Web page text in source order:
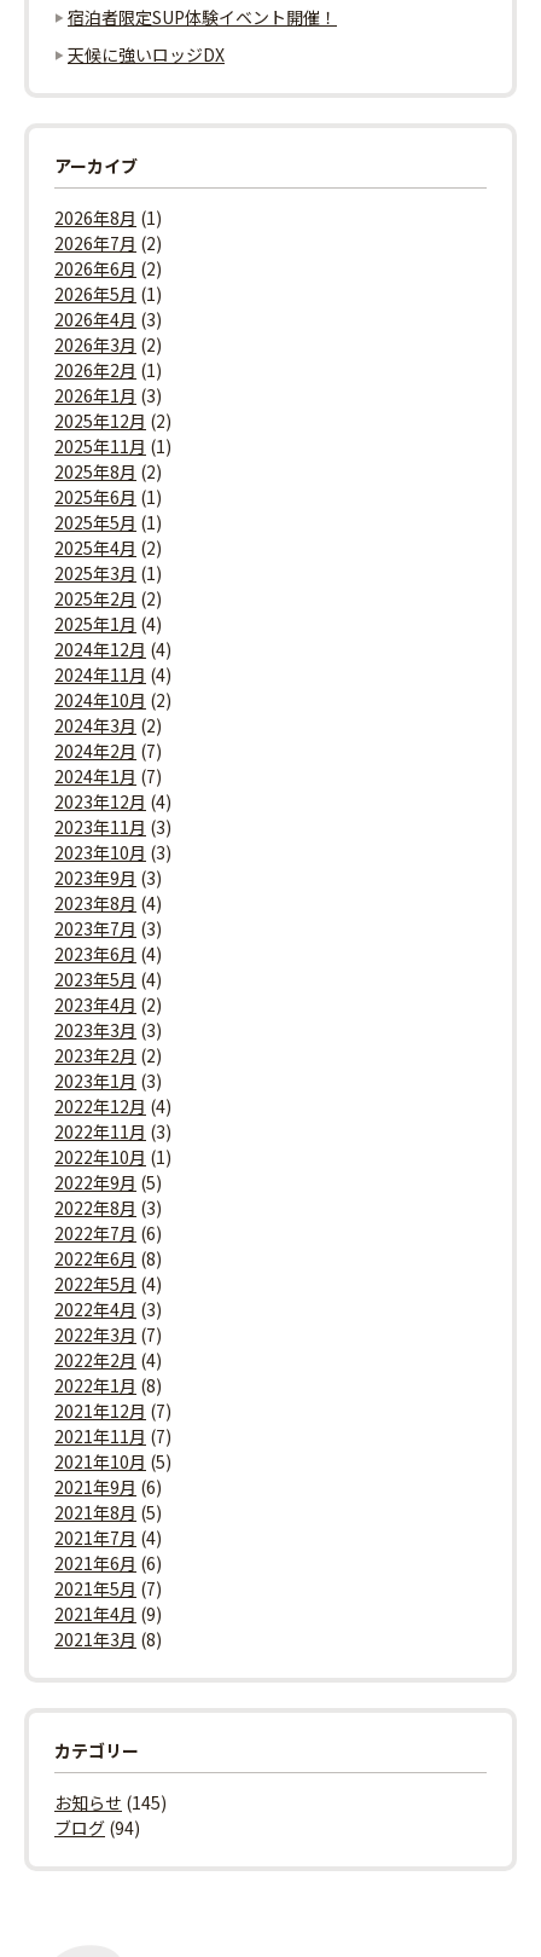
宿泊者限定SUP体験イベント開催！
天候に強いロッジDX
アーカイブ
2026年8月 (1)
2026年7月 (2)
2026年6月 (2)
2026年5月 (1)
2026年4月 (3)
2026年3月 (2)
2026年2月 (1)
2026年1月 (3)
2025年12月 (2)
2025年11月 (1)
2025年8月 (2)
2025年6月 (1)
2025年5月 (1)
2025年4月 (2)
2025年3月 (1)
2025年2月 (2)
2025年1月 (4)
2024年12月 (4)
2024年11月 (4)
2024年10月 (2)
2024年3月 (2)
2024年2月 (7)
2024年1月 (7)
2023年12月 (4)
2023年11月 (3)
2023年10月 (3)
2023年9月 (3)
2023年8月 (4)
2023年7月 (3)
2023年6月 (4)
2023年5月 (4)
2023年4月 (2)
2023年3月 (3)
2023年2月 (2)
2023年1月 (3)
2022年12月 (4)
2022年11月 (3)
2022年10月 (1)
2022年9月 (5)
2022年8月 (3)
2022年7月 (6)
2022年6月 (8)
2022年5月 (4)
2022年4月 (3)
2022年3月 (7)
2022年2月 (4)
2022年1月 (8)
2021年12月 (7)
2021年11月 (7)
2021年10月 (5)
2021年9月 (6)
2021年8月 (5)
2021年7月 (4)
2021年6月 (6)
2021年5月 (7)
2021年4月 (9)
2021年3月 (8)
カテゴリー
お知らせ (145)
ブログ (94)